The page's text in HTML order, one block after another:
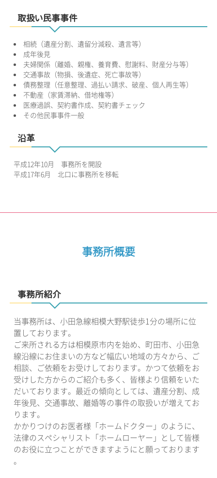
取扱い民事事件
相続（遺産分割、遺留分減殺、遺言等）
成年後見
夫婦関係（離婚、親権、養育費、慰謝料、財産分与等）
交通事故（物損、後遺症、死亡事故等）
債務整理（任意整理、過払い請求、破産、個人再生等）
不動産（家賃滞納、借地権等）
医療過誤、契約書作成、契約書チェック
その他民事事件一般
沿革
平成12年10月 事務所を開設
平成17年6月 北口に事務所を移転
事務所概要
事務所紹介
当事務所は、小田急線相模大野駅徒歩1分の場所に位
置しております。
ご来所される方は相模原市内を始め、町田市、小田急
線沿線にお住まいの方など幅広い地域の方々から、ご
相談、ご依頼をお受けしております。かつて依頼をお
受けした方からのご紹介も多く、皆様より信頼をいた
だいております。最近の傾向としては、遺産分割、成
年後見、交通事故、離婚等の事件の取扱いが増えてお
ります。
かかりつけのお医者様「ホームドクター」のように、
法律のスペシャリスト「ホームローヤー」として皆様
のお役に立つことができますようにと願っております
。